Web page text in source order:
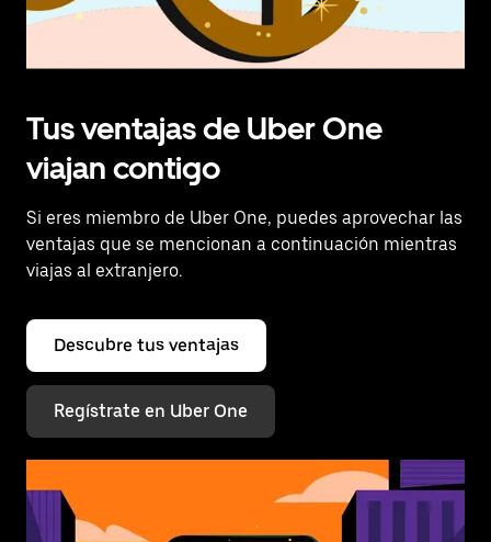
Tus ventajas de Uber One
viajan contigo
Si eres miembro de Uber One, puedes aprovechar las
ventajas que se mencionan a continuación mientras
viajas al extranjero.
Descubre tus ventajas
Regístrate en Uber One